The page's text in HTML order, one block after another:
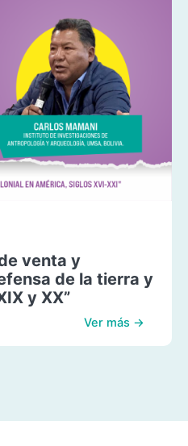
venta y
de la tierra y
y XX”
Ver más →